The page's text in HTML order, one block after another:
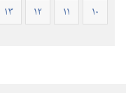
١٠
١١ ١٢ ١٣